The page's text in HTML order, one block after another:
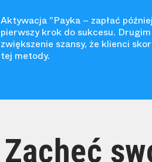
Aktywacja "Payka – zapłać
pierwszy krok do sukcesu.
zwiększenie szansy, że klienci
tej metody.
Zachęć